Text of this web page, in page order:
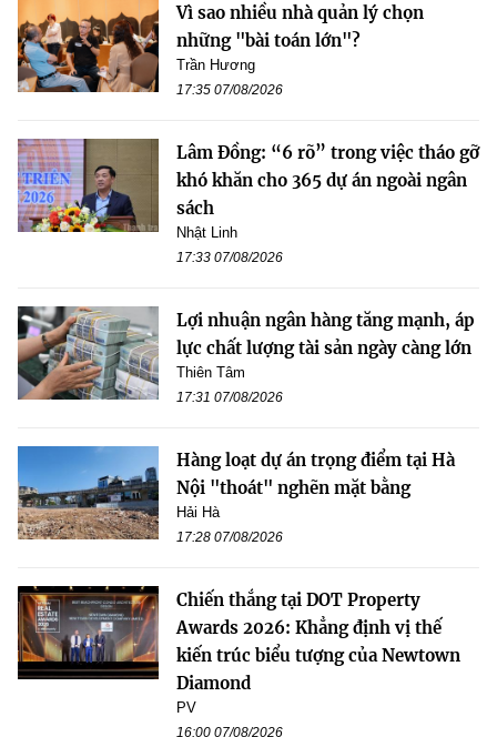
Vì sao nhiều nhà quản lý chọn
những "bài toán lớn"?
Trần Hương
17:35 07/08/2026
Lâm Đồng: “6 rõ” trong việc tháo gỡ
khó khăn cho 365 dự án ngoài ngân
sách
Nhật Linh
17:33 07/08/2026
Lợi nhuận ngân hàng tăng mạnh, áp
lực chất lượng tài sản ngày càng lớn
Thiên Tâm
17:31 07/08/2026
Hàng loạt dự án trọng điểm tại Hà
Nội "thoát" nghẽn mặt bằng
Hải Hà
17:28 07/08/2026
Chiến thắng tại DOT Property
Awards 2026: Khẳng định vị thế
kiến trúc biểu tượng của Newtown
Diamond
PV
16:00 07/08/2026